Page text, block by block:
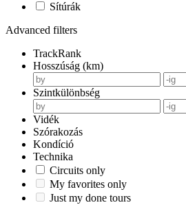
Sítúrák
Advanced filters
TrackRank
Hosszúság (km)
Szintkülönbség
Vidék
Szórakozás
Kondíció
Technika
Circuits only
My favorites only
Just my done tours